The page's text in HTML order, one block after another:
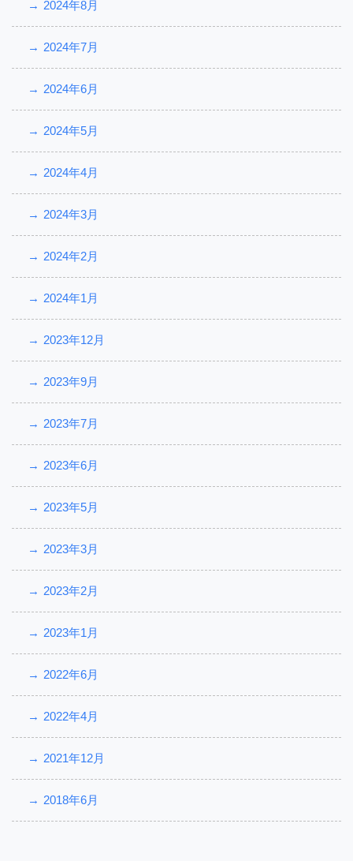
2024年8月
2024年7月
2024年6月
2024年5月
2024年4月
2024年3月
2024年2月
2024年1月
2023年12月
2023年9月
2023年7月
2023年6月
2023年5月
2023年3月
2023年2月
2023年1月
2022年6月
2022年4月
2021年12月
2018年6月